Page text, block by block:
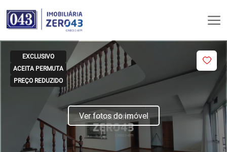
EXCLUSIVO
ACEITA PERMUTA
PREÇO REDUZIDO
Ver fotos do imóvel